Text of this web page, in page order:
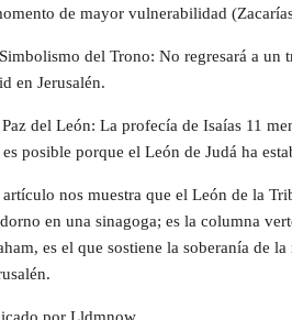
de mayor vulnerabilidad
del Trono: No regresará a
en Jerusalén.
Paz del León: La profecía de Isaías 11
posible porque el León de Judá ha
artículo nos muestra que el León de la
en una sinagoga; es la columna
es el que sostiene la soberanía de